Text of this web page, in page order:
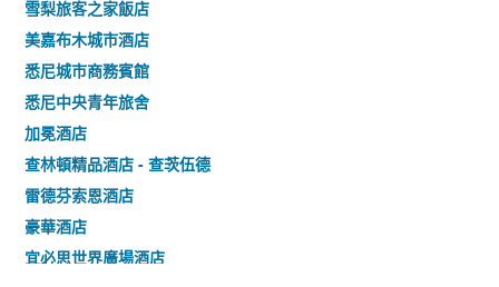
雪梨旅客之家飯店
美嘉布木城市酒店
悉尼城市商務賓館
悉尼中央青年旅舍
加冕酒店
查林頓精品酒店 - 查茨伍德
雷德芬索恩酒店
豪華酒店
宜必思世界廣場酒店